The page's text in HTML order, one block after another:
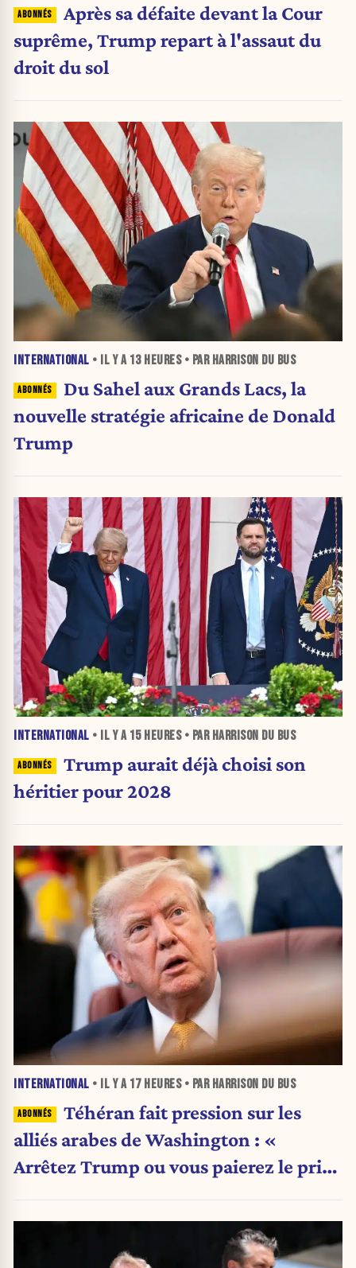
Après sa défaite devant la Cour
suprême, Trump repart à l'assaut du
droit du sol
INTERNATIONAL • IL Y A 13 HEURES• PAR HARRISON DU BUS
Du Sahel aux Grands Lacs, la
nouvelle stratégie africaine de Donald
Trump
INTERNATIONAL • IL Y A 15 HEURES• PAR HARRISON DU BUS
Trump aurait déjà choisi son
héritier pour 2028
INTERNATIONAL • IL Y A 17 HEURES• PAR HARRISON DU BUS
Téhéran fait pression sur les
alliés arabes de Washington : «
Arrêtez Trump ou vous paierez le prix